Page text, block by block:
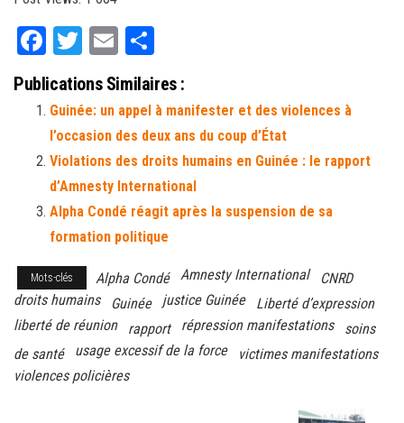
Fa
ce
bo
ok
T
tt
er
E
m
ail ag
er
Publications Similaires :
Guinée: un appel à manifester et des violences à
l’occasion des deux ans du coup d’État
Violations des droits humains en Guinée : le rapport
d’Amnesty International
Alpha Condé réagit après la suspension de sa
formation politique
Mots-clés Alpha Condé Amnesty International
CNRD
droits humains
Guinée justice Guinée
Liberté d’expression
liberté de réunion
rapport répression manifestations
soins
de santé
usage excessif de la force
victimes manifestations
violences policières